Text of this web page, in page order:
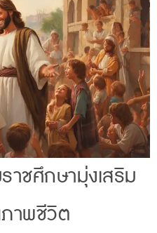
าชศึกษามุ่งเสริม
าพชีวิต